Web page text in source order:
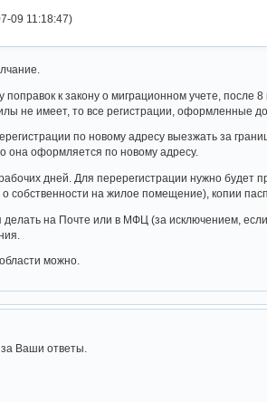
09 11:18:47)
поправок к закону о миграционном учете,
не имеет, то все регистрации, оформленные
по новому адресу выезжать за
она оформляется по новому адресу.
дней. Для перерегистрации нужно будет
о собственности на жилое помещение), копии
на Почте или в МФЦ (за исключением,
можно.
Ваши ответы.